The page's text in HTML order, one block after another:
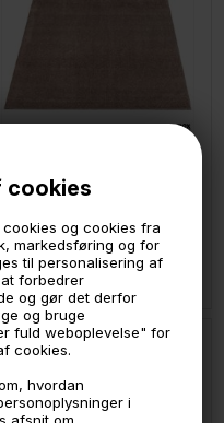
cookies
cookies og cookies fra
markedsføring og for
til personalisering af
forbedrer
og gør det derfor
og bruge
fuld weboplevelse" for
cookies.
hvordan
i
LÆG I KURVEN
1.199,-
På lager
Fri fragt